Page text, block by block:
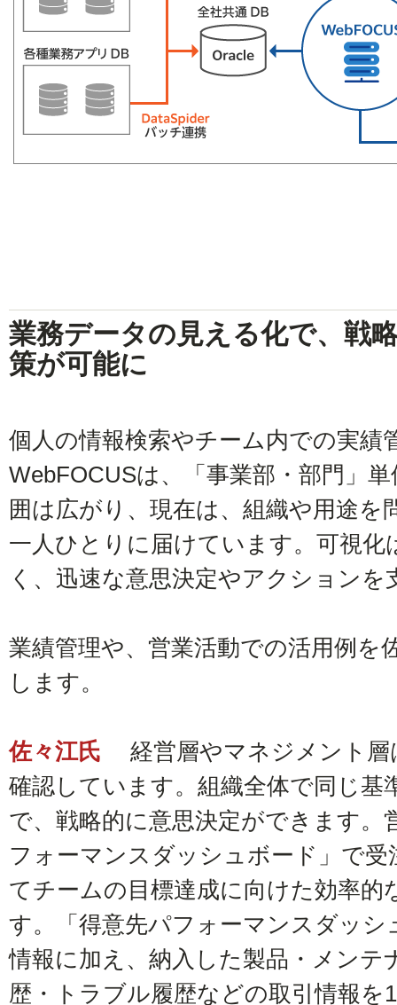
業務データの見える化で、戦
策が可能に
個人の情報検索やチーム内での実績
WebFOCUSは、「事業部・部門」
囲は広がり、現在は、組織や用途を
一人ひとりに届けています。可視化
く、迅速な意思決定やアクションを
業績管理や、営業活動での活用例を
します。
佐々江氏
経営層やマネジメント層
確認しています。組織全体で同じ基
で、戦略的に意思決定ができます。
フォーマンスダッシュボード」で
てチームの目標達成に向けた効率
す。「得意先パフォーマンスダッ
情報に加え、納入した製品・メンテ
歴・トラブル履歴などの取引情報を